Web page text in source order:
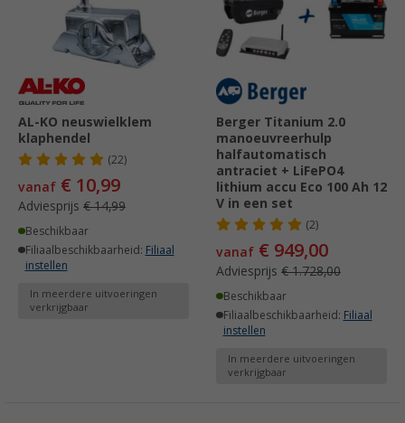
AL-KO neuswielklem
klaphendel
(22)
vanaf € 10,99
Adviesprijs € 14,99
Beschikbaar
Filiaalbeschikbaarheid: Filiaal
instellen
In meerdere uitvoeringen
verkrijgbaar
Berger Titanium 2.0
manoeuvreerhulp
halfautomatisch
antraciet + LiFePO4
lithium accu Eco 100 Ah 12
V in een set
(2)
vanaf € 949,00
Adviesprijs € 1.728,00
Beschikbaar
Filiaalbeschikbaarheid: Filiaal
instellen
In meerdere uitvoeringen
verkrijgbaar